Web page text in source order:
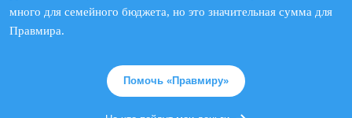
много для семейного бюджета, но это значительная сумма для
Правмира.
Помочь «Правмиру»